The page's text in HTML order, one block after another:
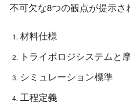
不可欠な8つの観点が提示さ
材料仕様
トライボロジシステムと
シミュレーション標準
工程定義